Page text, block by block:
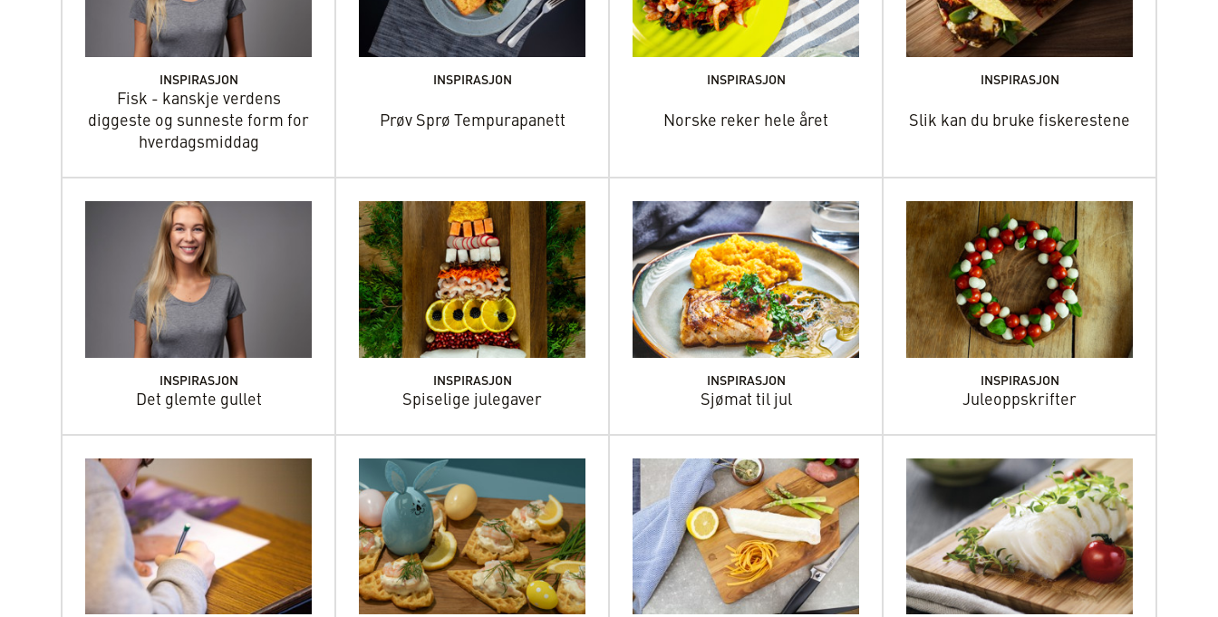
INSPIRASJON
Fisk - kanskje verdens
diggeste og sunneste form for
hverdagsmiddag
INSPIRASJON
Prøv Sprø Tempurapanett
INSPIRASJON
Norske reker hele året
INSPIRASJON
Slik kan du bruke fiskerestene
INSPIRASJON
Det glemte gullet
INSPIRASJON
Spiselige julegaver
INSPIRASJON
Sjømat til jul
INSPIRASJON
Juleoppskrifter